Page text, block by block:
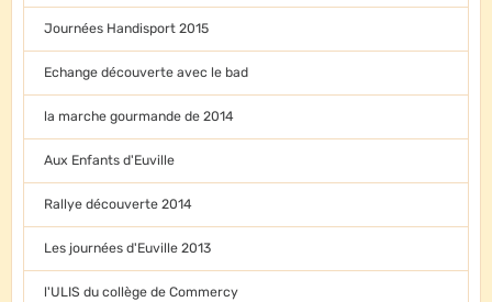
Journées Handisport 2015
Echange découverte avec le bad
la marche gourmande de 2014
Aux Enfants d'Euville
Rallye découverte 2014
Les journées d'Euville 2013
l'ULIS du collège de Commercy